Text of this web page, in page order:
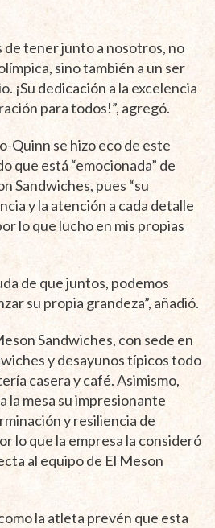
de tener junto a nosotros, no
sino también a un ser
¡Su dedicación a la excelencia
para todos!”, agregó.
Quinn se hizo eco de este
que está “emocionada” de
Sandwiches, pues “su
y la atención a cada detalle
lo que lucho en mis propias
de que juntos, podemos
su propia grandeza”, añadió.
Sandwiches, con sede en
y desayunos típicos todo
casera y café. Asimismo,
la mesa su impresionante
y resiliencia de
lo que la empresa la consideró
al equipo de El Meson
la atleta prevén que esta